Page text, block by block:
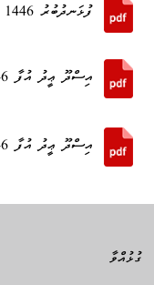
ފުޅަނދުބުރު 1446 ގެ ޤަވާއިދު
އިސްދޫ ޢީދު އުފާ 1446 ވޮލީ މުބާރާތު ޤަވައިދު
އިސްދޫ ޢީދު އުފާ 1446 ބަށިބޯޅަ މުބާރާތުގެ ޤަވައިދު
ގުޅުއްވާ